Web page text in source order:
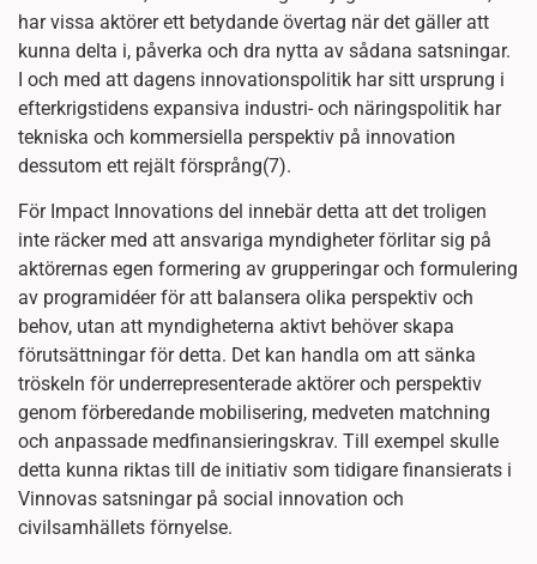
har vissa aktörer ett betydande övertag när det gäller att
kunna delta i, påverka och dra nytta av sådana satsningar.
I och med att dagens innovationspolitik har sitt ursprung i
efterkrigstidens expansiva industri- och näringspolitik har
tekniska och kommersiella perspektiv på innovation
dessutom ett rejält försprång(7).
För Impact Innovations del innebär detta att det troligen
inte räcker med att ansvariga myndigheter förlitar sig på
aktörernas egen formering av grupperingar och formulering
av programidéer för att balansera olika perspektiv och
behov, utan att myndigheterna aktivt behöver skapa
förutsättningar för detta. Det kan handla om att sänka
tröskeln för underrepresenterade aktörer och perspektiv
genom förberedande mobilisering, medveten matchning
och anpassade medfinansieringskrav. Till exempel skulle
detta kunna riktas till de initiativ som tidigare finansierats i
Vinnovas satsningar på social innovation och
civilsamhällets förnyelse.